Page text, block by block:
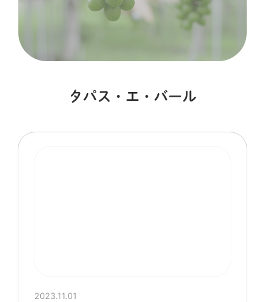
タパス・エ・バール
2023.11.01